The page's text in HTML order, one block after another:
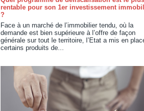
rentable pour son 1er investissement
?
Face à un marché de l’immobilier tendu, où la
demande est bien supérieure à l’offre de façon
générale sur tout le territoire, l’Etat a mis en
certains produits de...